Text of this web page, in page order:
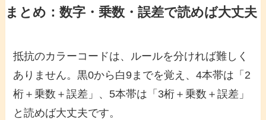
まとめ：数字・乗数・誤差で読めば大丈夫
抵抗のカラーコードは、ルールを分ければ難しく
ありません。黒0から白9までを覚え、4本帯は「2
桁＋乗数＋誤差」、5本帯は「3桁＋乗数＋誤差」
と読めば大丈夫です。